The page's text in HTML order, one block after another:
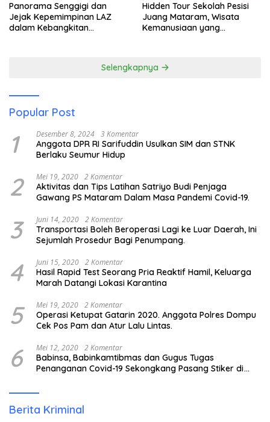
Panorama Senggigi dan
Jejak Kepemimpinan LAZ
dalam Kebangkitan
Hidden Tour Sekolah Pesisi
Juang Mataram, Wisata
Kemanusiaan yang
Selengkapnya
Popular Post
1 Desember 8, 2024 3 Komentar
Anggota DPR RI Sarifuddin Usulkan SIM dan STNK
Berlaku Seumur Hidup
2 Mei 19, 2020 2 Komentar
Aktivitas dan Tips Latihan Satriyo Budi Penjaga
Gawang PS Mataram Dalam Masa Pandemi Covid-19.
3 Juni 14, 2020 2 Komentar
Transportasi Boleh Beroperasi Lagi ke Luar Daerah, Ini
Sejumlah Prosedur Bagi Penumpang.
4 Juni 15, 2020 2 Komentar
Hasil Rapid Test Seorang Pria Reaktif Hamil, Keluarga
Marah Datangi Lokasi Karantina
5 Mei 19, 2020 2 Komentar
Operasi Ketupat Gatarin 2020. Anggota Polres Dompu
Cek Pos Pam dan Atur Lalu Lintas.
6 Mei 12, 2020 2 Komentar
Babinsa, Babinkamtibmas dan Gugus Tugas
Penanganan Covid-19 Sekongkang Pasang Stiker di
Berita Kriminal